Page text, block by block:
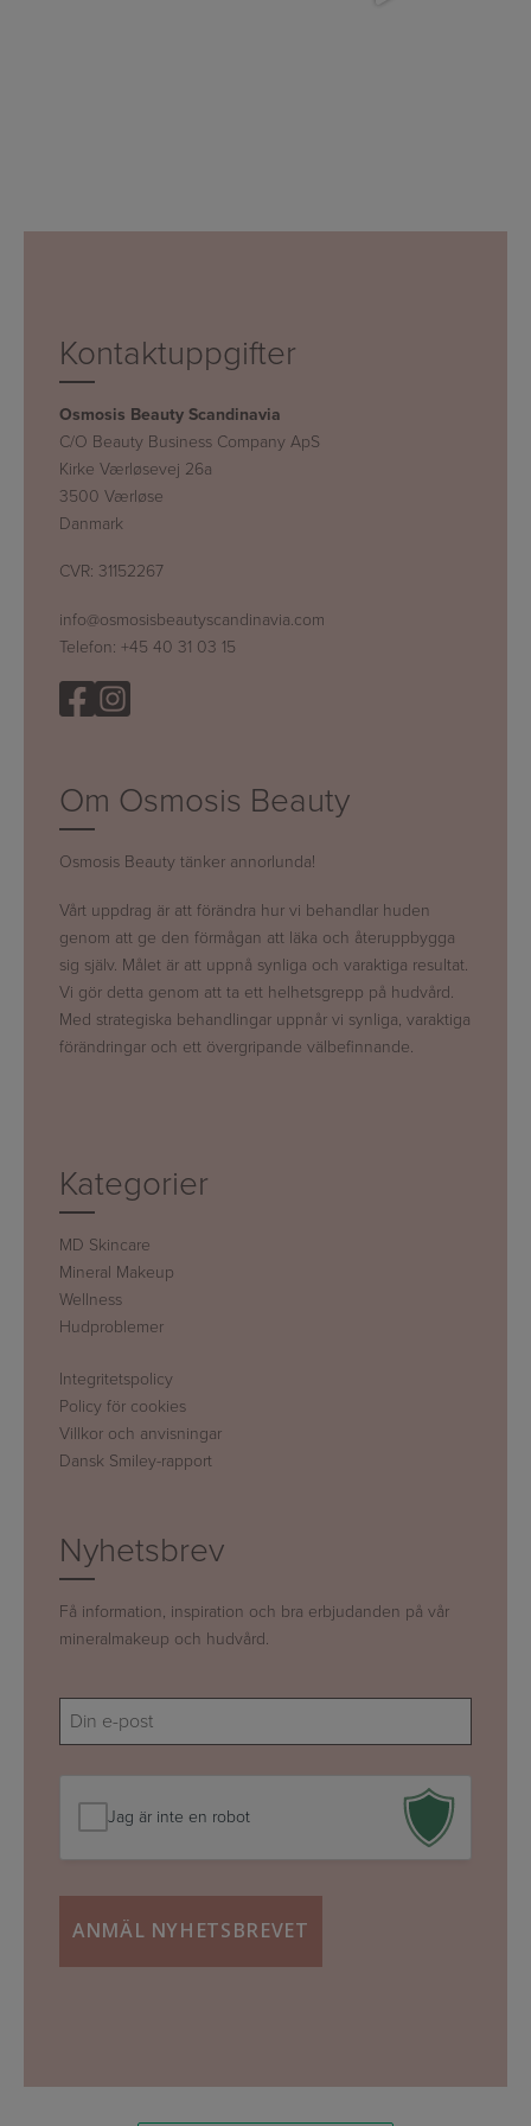
Kontaktuppgifter
Osmosis Beauty Scandinavia
C/O Beauty Business Company ApS
Kirke Værløsevej 26a
3500 Værløse
Danmark
CVR: 31152267
info@osmosisbeautyscandinavia.com
Telefon: +45 40 31 03 15
Om Osmosis Beauty
Osmosis Beauty tänker annorlunda!
Vårt uppdrag är att förändra hur vi behandlar huden
genom att ge den förmågan att läka och återuppbygga
sig själv. Målet är att uppnå synliga och varaktiga resultat.
Vi gör detta genom att ta ett helhetsgrepp på hudvård.
Med strategiska behandlingar uppnår vi synliga, varaktiga
förändringar och ett övergripande välbefinnande.
Kategorier
MD Skincare
Mineral Makeup
Wellness
Hudproblemer
Integritetspolicy
Policy för cookies
Villkor och anvisningar
Dansk Smiley-rapport
Nyhetsbrev
Få information, inspiration och bra erbjudanden på vår
mineralmakeup och hudvård.
E-
mail
(Obligatoriskt)
Jag är inte en robot